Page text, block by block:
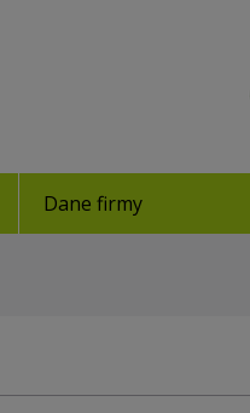
Dane firmy